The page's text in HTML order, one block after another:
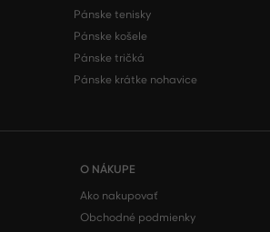
Pánske tenisky
Pánske košele
Pánske tričká
Pánske krátke nohavice
O NÁKUPE
Ako nakupovať
Obchodné podmienky